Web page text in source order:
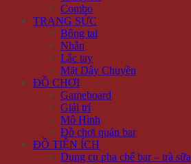
Combo
TRANG SỨC
Bông tai
Nhẫn
Lắc tay
Mặt Dây Chuyền
ĐỒ CHƠI
Gameboard
Giải trí
Mô Hình
Đồ chơi quán bar
ĐỒ TIỆN ÍCH
Dụng cụ pha chế bar – trà sữa